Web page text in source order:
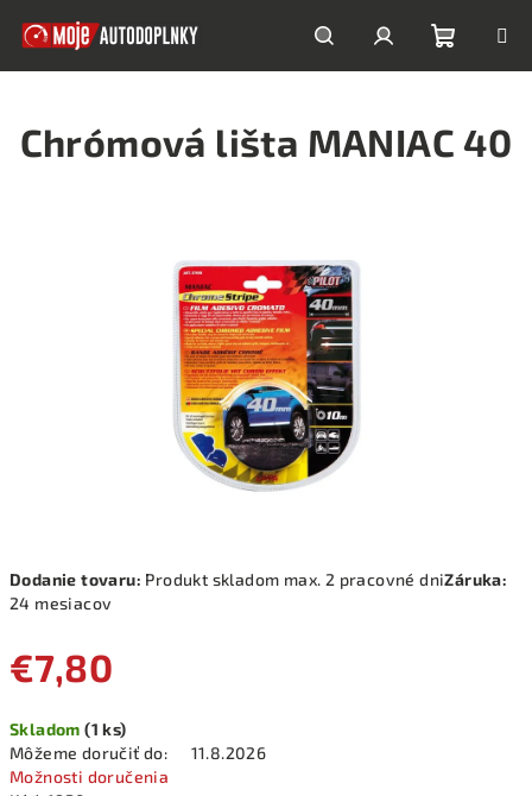
HľadaťPrihlásenie
košík
Dodanie tovaru: Produkt skladom max. 2 pracovné dniZáruka:
24 mesiacov
€7,80
cena:
Skladom(1 ks)
Môžeme doručiť do:
11.8.2026
Možnosti doručenia
Chrómová lišta MANIAC 40